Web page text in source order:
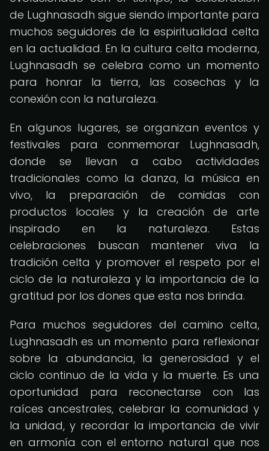
de Lughnasadh sigue siendo importante para
muchos seguidores de la espiritualidad celta
en la actualidad. En la cultura celta moderna,
Lughnasadh se celebra como un momento
para honrar la tierra, las cosechas y la
conexión con la naturaleza.
En algunos lugares, se organizan eventos y
festivales para conmemorar Lughnasadh,
donde se llevan a cabo actividades
tradicionales como la danza, la música en
vivo, la preparación de comidas con
productos locales y la creación de arte
inspirado en la naturaleza. Estas
celebraciones buscan mantener viva la
tradición celta y promover el respeto por el
ciclo de la naturaleza y la importancia de la
gratitud por los dones que esta nos brinda.
Para muchos seguidores del camino celta,
Lughnasadh es un momento para reflexionar
sobre la abundancia, la generosidad y el
ciclo continuo de la vida y la muerte. Es una
oportunidad para reconectarse con las
raíces ancestrales, celebrar la comunidad y
la unidad, y recordar la importancia de vivir
en armonía con el entorno natural que nos